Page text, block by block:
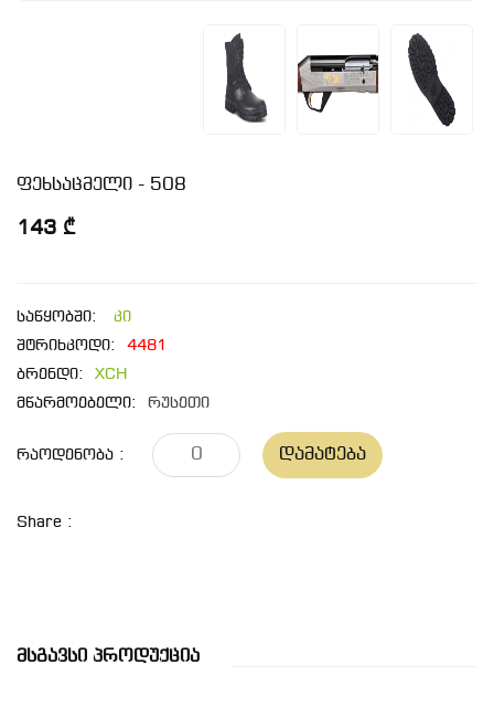
ფეხსაცმელი - 508
143 ₾
საწყობში:
კი
შტრიხკოდი:
4481
ბრენდი:
XCH
მწარმოებელი:
რუსეთი
Რაოდენობა : Დამატება
Share :
Მსგავსი Პროდუქცია